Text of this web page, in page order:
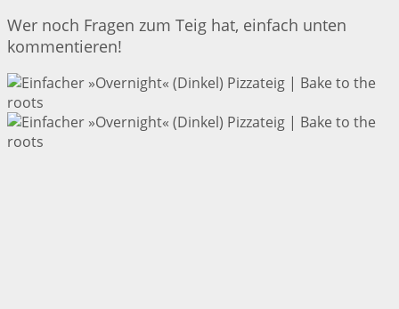
Wer noch Fragen zum Teig hat, einfach unten
kommentieren!